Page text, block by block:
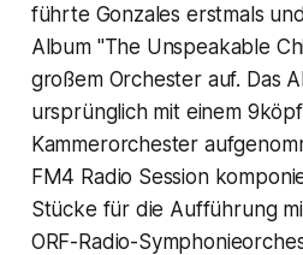
führte Gonzales erstmals
Album "The Unspeakable
großem Orchester auf. Das
ursprünglich mit einem
Kammerorchester
FM4 Radio Session
Stücke für die Aufführung
ORF-Radio-